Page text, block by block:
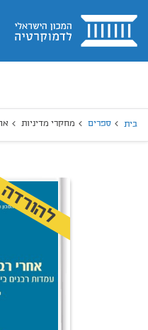
בית
בית ספרים מחקרי מדיניות